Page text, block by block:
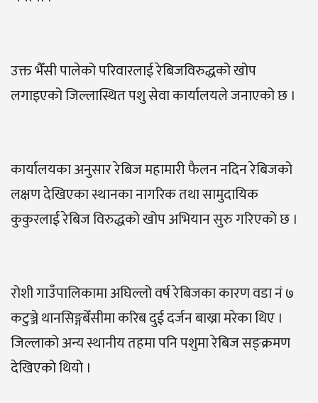
उक्त भैँसी पालेको परिवारलाई रेबिजविरुद्धको खोप
लगाइएको जिल्लास्थित पशु सेवा कार्यालयले जनाएको छ ।
कार्यालयका अनुसार रेबिज महामारी फैलन नदिन रेबिजको
लक्षण देखिएका स्थानका नागरिक तथा सामुदायिक
कुकुरलाई रेबिज विरुद्धको खोप अभियान सुरु गरिएको छ ।
रोशी गाउँपालिकामा अघिल्लो वर्ष रेबिजका कारण वडा नं ७
कटुञ्जे थानसिङ्गबेँसीमा करिब दुई दर्जन बाख्रा मरेका थिए ।
जिल्लाको अन्य स्थानीय तहमा पनि पशुमा रेबिज सङ्क्रमण
देखिएको थियो ।